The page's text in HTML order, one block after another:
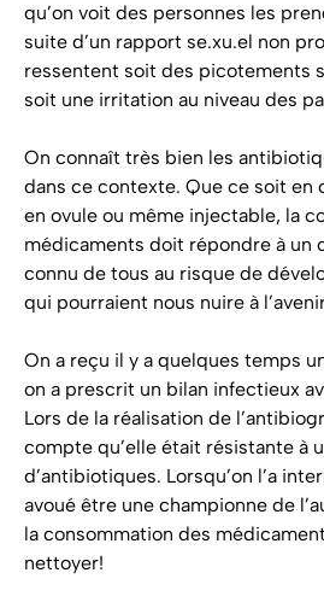
qu’on voit des personnes les
suite d’un rapport se.xu.el non
ressentent soit des picotements
soit une irritation au niveau des
On connaît très bien les
dans ce contexte. Que ce soit en
en ovule ou même injectable, la
médicaments doit répondre à un
connu de tous au risque de
qui pourraient nous nuire à
On a reçu il y a quelques temps
on a prescrit un bilan infectieux
Lors de la réalisation de
compte qu’elle était résistante à
d’antibiotiques. Lorsqu’on l’a
avoué être une championne de
la consommation des
nettoyer!